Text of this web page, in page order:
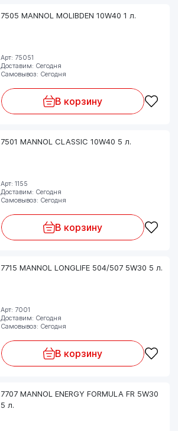
7505 MANNOL MOLIBDEN 10W40 1 л.
Арт: 75051
Доставим: Сегодня
Самовывоз: Сегодня
В корзину
7501 MANNOL CLASSIC 10W40 5 л.
Арт: 1155
Доставим: Сегодня
Самовывоз: Сегодня
В корзину
7715 MANNOL LONGLIFE 504/507 5W30 5 л.
Арт: 7001
Доставим: Сегодня
Самовывоз: Сегодня
В корзину
7707 MANNOL ENERGY FORMULA FR 5W30
5 л.